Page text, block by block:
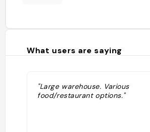
What users are saying
"Large warehouse. Various
food/restaurant options."